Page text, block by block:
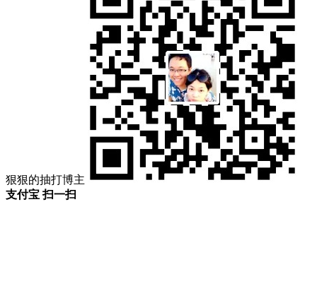
狠狠的抽打博主
支付宝 扫一扫